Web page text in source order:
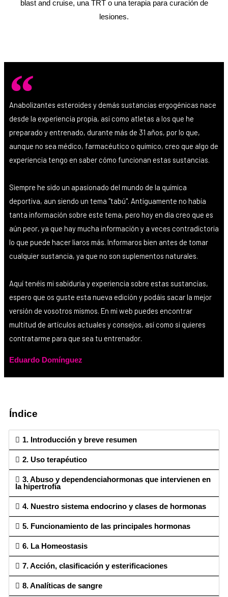
blast and cruise, una TRT o una terapia para curación de
lesiones.
Anabolizantes esteroides y demás sustancias ergogénicas nace
desde la experiencia propia, así como atletas a los que he
preparado y entrenado, durante más de 31 años, por lo que,
aunque no sea médico, farmacéutico o químico, creo que algo de
experiencia tengo en saber cómo funcionan estas sustancias.
Siempre he sido un apasionado del mundo de la química
deportiva, aun siendo un tema "tabú". Antiguamente no había
tanta información sobre este tema, pero hoy en día creo que es
aún peor, ya que hay mucha información y a veces contradictoria
lo que puede hacer liaros más. Informaros bien antes de tomar
cualquier sustancia, ya que no son suplementos naturales.
Aquí tenéis mi sabiduría y experiencia sobre estas sustancias,
espero que os guste esta nueva edición y podáis sacar la mejor
versión de vosotros mismos. En mi web puedes encontrar
multitud de artículos actuales y consejos, así como si quieres
contratarme para que sea tu entrenador.
Eduardo Domínguez
Índice
1. Introducción y breve resumen
2. Uso terapéutico
3. Abuso y dependenciahormonas que intervienen en
la hipertrofia
4. Nuestro sistema endocrino y clases de hormonas
5. Funcionamiento de las principales hormonas
6. La Homeostasis
7. Acción, clasificación y esterificaciones
8. Analíticas de sangre